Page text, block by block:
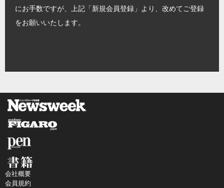
にお手数ですが、上記「新規会員登録」より、改めてご登録
をお願いいたします。
会社概要
会員規約